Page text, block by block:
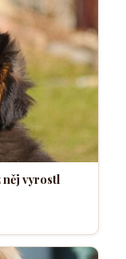
něj vyrostl